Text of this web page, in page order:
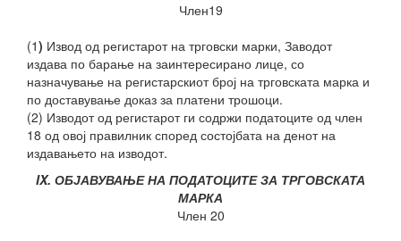
Член19
(1) Извод од регистарот на трговски марки, Заводот
издава по барање на заинтересирано лице, со
назначување на регистарскиот број на трговската марка и
по доставување доказ за платени трошоци.
(2) Изводот од регистарот ги содржи податоците од член
18 од овој правилник според состојбата на денот на
издавањето на изводот.
IX. ОБЈАВУВАЊЕ НА ПОДАТОЦИТЕ ЗА ТРГОВСКАТА
МАРКА
Член 20